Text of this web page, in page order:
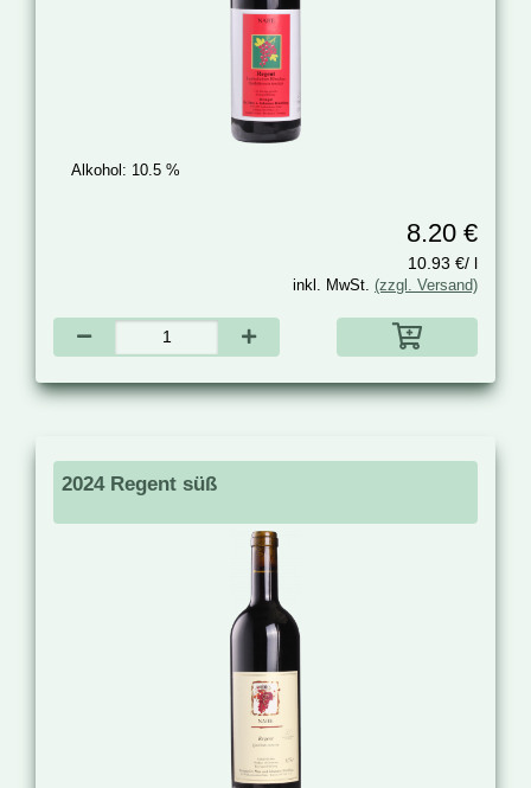
Alkohol: 10.5 %
8.20 €
10.93 €/ l
inkl. MwSt. (zzgl. Versand)
2024 Regent süß